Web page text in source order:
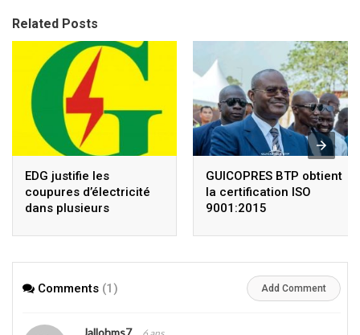
Related Posts
EDG justifie les
coupures d’électricité
dans plusieurs
GUICOPRES BTP obtient
la certification ISO
9001:2015
Comments (1) Add Comment
Jallohms7